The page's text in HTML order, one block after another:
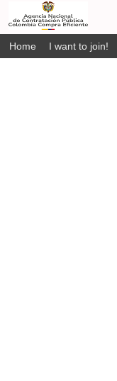
Home I want to join!